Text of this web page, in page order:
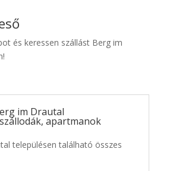
és keressen szállást Berg im
im Drautal
apartmanok
településen található összes